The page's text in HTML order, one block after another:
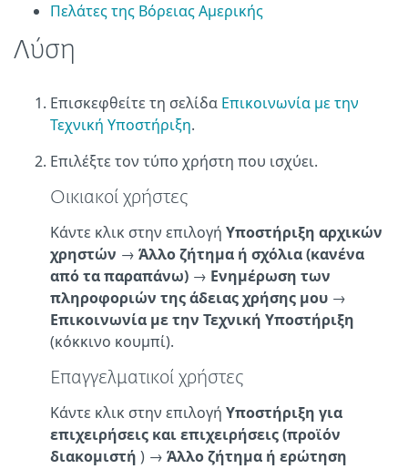
Πελάτες της Βόρειας Αμερικής
Λύση
Επισκεφθείτε τη σελίδα Επικοινωνία με την
Τεχνική Υποστήριξη.
Επιλέξτε τον τύπο χρήστη που ισχύει.
Οικιακοί χρήστες
Κάντε κλικ στην επιλογή Υποστήριξη αρχικών
χρηστών → Άλλο ζήτημα ή σχόλια (κανένα
από τα παραπάνω) → Ενημέρωση των
πληροφοριών της άδειας χρήσης μου →
Επικοινωνία με την Τεχνική Υποστήριξη
(κόκκινο κουμπί).
Επαγγελματικοί χρήστες
Κάντε κλικ στην επιλογή Υποστήριξη για
επιχειρήσεις και επιχειρήσεις (προϊόν
διακομιστή ) → Άλλο ζήτημα ή ερώτηση